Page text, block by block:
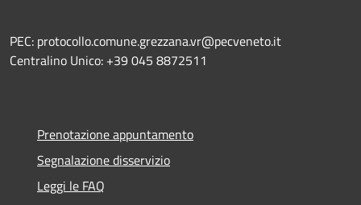
PEC: protocollo.comune.grezzana.vr@pecveneto.it
Centralino Unico: +39 045 8872511
Prenotazione appuntamento
Segnalazione disservizio
Leggi le FAQ